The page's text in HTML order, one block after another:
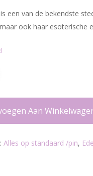
is:
€12.00.
is een van de bekendste
ook haar esoterische
Aan
Alles op standaard /pin,